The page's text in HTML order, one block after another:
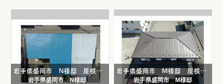
岩手県盛岡市 N様邸 屋根葺き替え工事
岩手県盛岡市 N様邸
岩手県盛岡市 M様邸 屋根葺き替え工事・雨樋交換工事・破風鼻隠し塗装工事
岩手県盛岡市 M様邸